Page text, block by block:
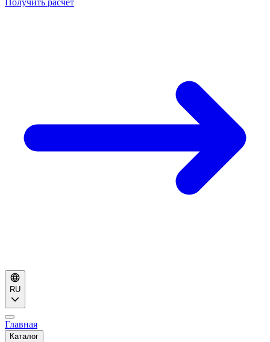
Получить расчёт
RU
Главная
Каталог